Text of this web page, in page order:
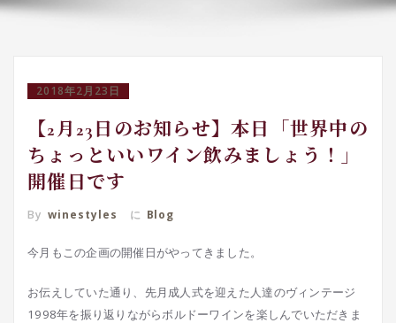
2018年2月23日
【2月23日のお知らせ】本日「世界中の
ちょっといいワイン飲みましょう！」
開催日です
By winestyles に Blog
今月もこの企画の開催日がやってきました。
お伝えしていた通り、先月成人式を迎えた人達のヴィンテージ
1998年を振り返りながらボルドーワインを楽しんでいただきま